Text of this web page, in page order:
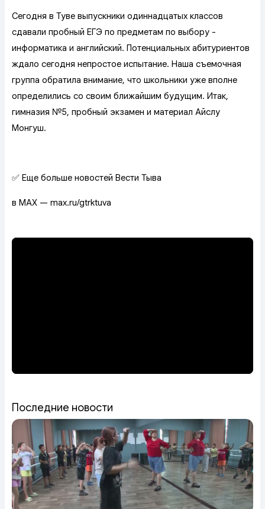
Сегодня в Туве выпускники одиннадцатых классов
сдавали пробный ЕГЭ по предметам по выбору -
информатика и английский. Потенциальных абитуриентов
ждало сегодня непростое испытание. Наша съемочная
группа обратила внимание, что школьники уже вполне
определились со своим ближайшим будущим. Итак,
гимназия №5, пробный экзамен и материал Айслу
Монгуш.
✅ Еще больше новостей Вести Тыва
в MAX — max.ru/gtrktuva
Последние новости